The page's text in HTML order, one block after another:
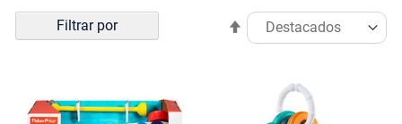
Ordenar
por Establecer
dirección
Filtrar por